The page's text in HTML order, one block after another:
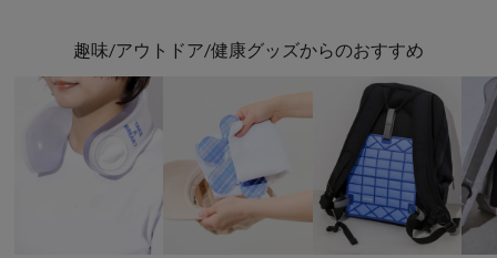
趣味/アウトドア/健康グッズからのおすすめ